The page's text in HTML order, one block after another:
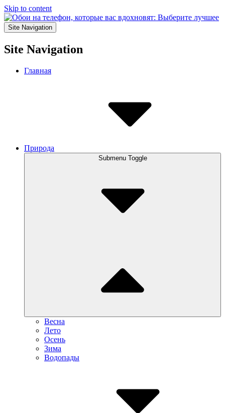
Skip to content
Site Navigation
Site Navigation
Главная
Природа
Submenu Toggle
Весна
Лето
Осень
Зима
Водопады